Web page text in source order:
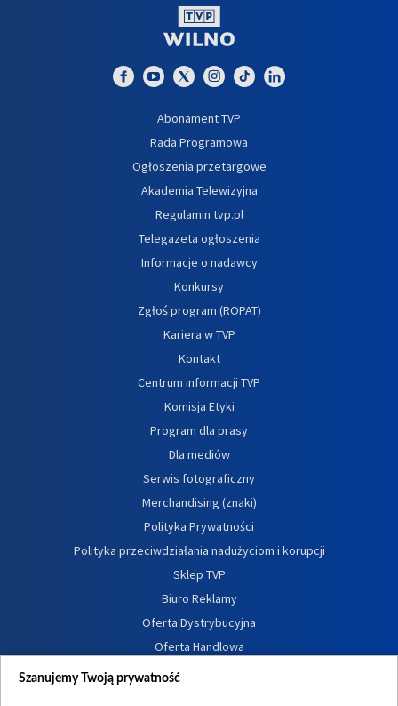
Abonament TVP
Rada Programowa
Ogłoszenia przetargowe
Akademia Telewizyjna
Regulamin tvp.pl
Telegazeta ogłoszenia
Informacje o nadawcy
Konkursy
Zgłoś program (ROPAT)
Kariera w TVP
Kontakt
Centrum informacji TVP
Komisja Etyki
Program dla prasy
Dla mediów
Serwis fotograficzny
Merchandising (znaki)
Polityka Prywatności
Polityka przeciwdziałania nadużyciom i korupcji
Sklep TVP
Biuro Reklamy
Oferta Dystrybucyjna
Oferta Handlowa
Dostępność
Szanujemy Twoją prywatność